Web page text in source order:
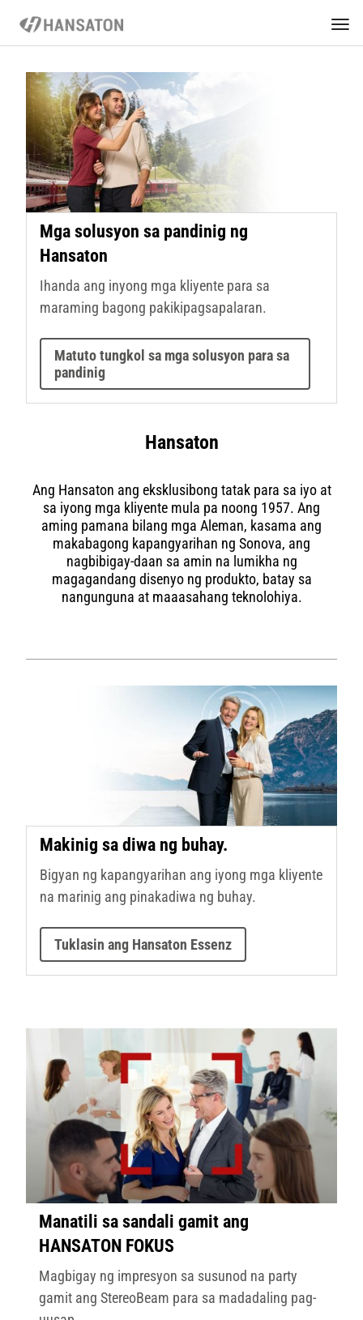
Mga solusyon sa pandinig ng
Hansaton
Ihanda ang inyong mga kliyente para sa
maraming bagong pakikipagsapalaran.
Matuto tungkol sa mga solusyon para sa
pandinig
Hansaton
Ang Hansaton ang eksklusibong tatak para sa iyo at
sa iyong mga kliyente mula pa noong 1957. Ang
aming pamana bilang mga Aleman, kasama ang
makabagong kapangyarihan ng Sonova, ang
nagbibigay-daan sa amin na lumikha ng
magagandang disenyo ng produkto, batay sa
nangunguna at maaasahang teknolohiya.
Makinig sa diwa ng buhay.
Bigyan ng kapangyarihan ang iyong mga kliyente
na marinig ang pinakadiwa ng buhay.
Tuklasin ang Hansaton Essenz
Manatili sa sandali gamit ang
HANSATON FOKUS
Magbigay ng impresyon sa susunod na party
gamit ang StereoBeam para sa madadaling pag-